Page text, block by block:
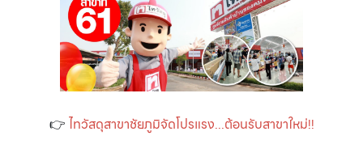
👉 ไทวัสดุสาขาชัยภูมิจัดโปรแรง...ต้อนรับสาขาใหม่!!